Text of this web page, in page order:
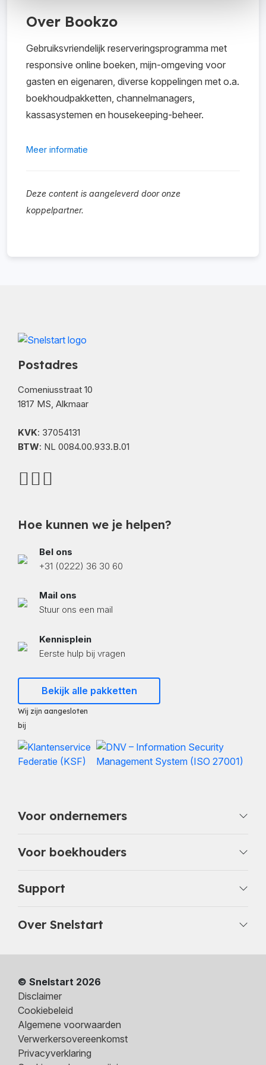
Over Bookzo
Gebruiksvriendelijk reserveringsprogramma met
responsive online boeken, mijn-omgeving voor
gasten en eigenaren, diverse koppelingen met o.a.
boekhoudpakketten, channelmanagers,
kassasystemen en housekeeping-beheer.
Meer informatie
Deze content is aangeleverd door onze
koppelpartner.
Postadres
Comeniusstraat 10
1817 MS, Alkmaar
KVK: 37054131
BTW: NL 0084.00.933.B.01
Hoe kunnen we je helpen?
Bel ons
+31 (0222) 36 30 60
Mail ons
Stuur ons een mail
Kennisplein
Eerste hulp bij vragen
Bekijk alle pakketten
Wij zijn aangesloten
bij
Voor ondernemers
Voor boekhouders
Support
Over Snelstart
© Snelstart 2026
Disclaimer
Cookiebeleid
Algemene voorwaarden
Verwerkersovereenkomst
Privacyverklaring